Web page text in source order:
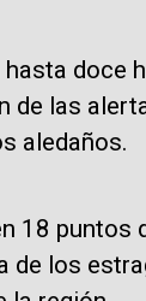
doce
de las
aledaños.
18 puntos
de los